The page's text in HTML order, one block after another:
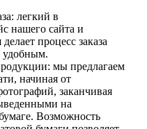
легкий в
нашего сайта и
процесс заказа
удобным.
мы предлагаем
начиная от
заканчивая
на
Возможность